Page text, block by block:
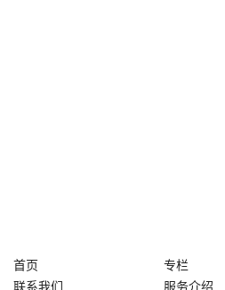
首页
专栏
联系我们
服务介绍